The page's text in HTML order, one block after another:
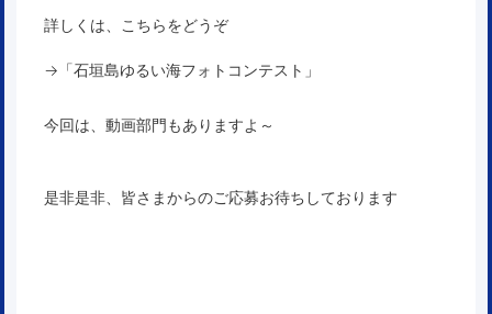
詳しくは、こちらをどうぞ
→「石垣島ゆるい海フォトコンテスト 」
今回は、動画部門もありますよ～
是非是非、皆さまからのご応募お待ちしております